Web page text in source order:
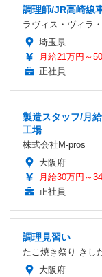
調理師/JR高崎線
ラヴィス・ヴィラ
埼玉県
月給21万円～
正社員
製造スタッフ/月
工場
株式会社M-pros
大阪府
月給30万円～
正社員
調理見習い
たこ焼き祭り きし
大阪府